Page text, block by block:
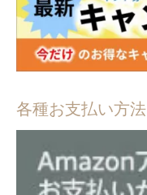
各種お支払い方法